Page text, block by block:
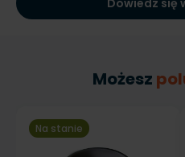
Możesz
Na stanie